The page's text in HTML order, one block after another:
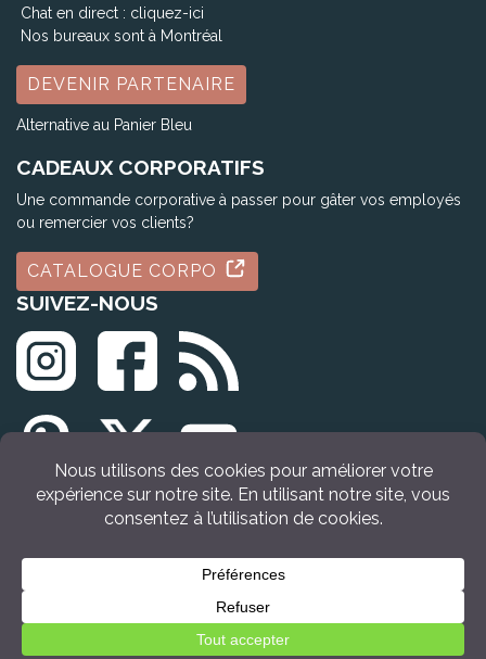
VOIR LE PRODUIT
Chat en direct : cliquez-ici
Nos bureaux sont à Montréal
DEVENIR PARTENAIRE
Alternative au Panier Bleu
CADEAUX CORPORATIFS
Une commande corporative à passer pour gâter vos employés
ou remercier vos clients?
CATALOGUE CORPO
SUIVEZ-NOUS
© Tous droits réservés Idée Cadeau Québec (2009 - 2026)
Retour en haut